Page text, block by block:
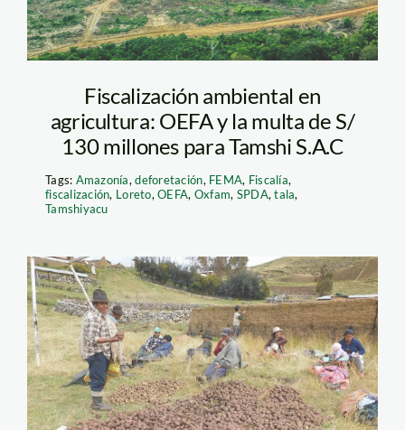
Fiscalización ambiental en
agricultura: OEFA y la multa de S/
130 millones para Tamshi S.A.C
Tags: Amazonía,deforetación, FEMA, Fiscalía,
fiscalización, Loreto,OEFA, Oxfam, SPDA,tala,
Tamshiyacu
transgenicos foto
ministerio ambiente 3